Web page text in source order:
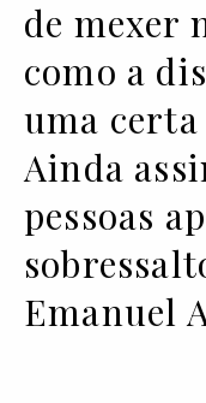
de mexer
como a
uma
Ainda
pessoas
Emanuel